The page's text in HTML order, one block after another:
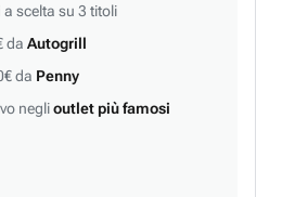
a scelta su 3 titoli
da Autogrill
da Penny
neglioutlet più famosi